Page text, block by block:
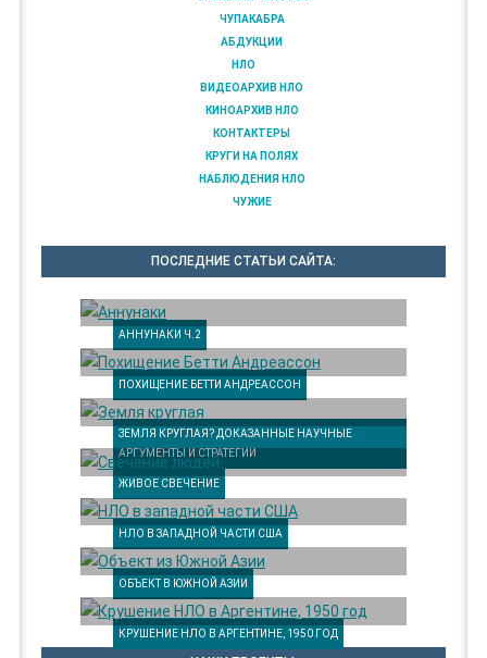
ЧУПАКАБРА
АБДУКЦИИ
НЛО
ВИДЕОАРХИВ НЛО
КИНОАРХИВ НЛО
КОНТАКТЕРЫ
КРУГИ НА ПОЛЯХ
НАБЛЮДЕНИЯ НЛО
ЧУЖИЕ
ПОСЛЕДНИЕ СТАТЬИ САЙТА:
АННУНАКИ Ч.2
ПОХИЩЕНИЕ БЕТТИ АНДРЕАССОН
ЗЕМЛЯ КРУГЛАЯ? ДОКАЗАННЫЕ НАУЧНЫЕ
АРГУМЕНТЫ И СТРАТЕГИИ
ЖИВОЕ СВЕЧЕНИЕ
НЛО В ЗАПАДНОЙ ЧАСТИ США
ОБЪЕКТ В ЮЖНОЙ АЗИИ
КРУШЕНИЕ НЛО В АРГЕНТИНЕ, 1950 ГОД